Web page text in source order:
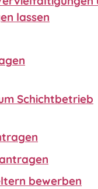
lassen
Schichtbetrieb
bewerben